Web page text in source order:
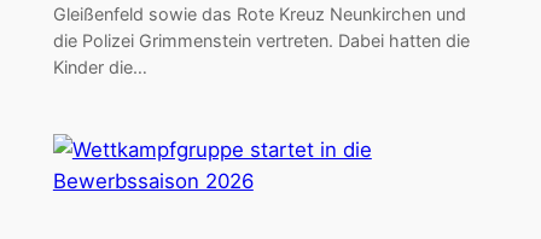
Gleißenfeld sowie das Rote Kreuz Neunkirchen und
die Polizei Grimmenstein vertreten. Dabei hatten die
Kinder die…